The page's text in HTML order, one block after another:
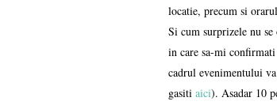
locatie, precum si
Si cum surprizele nu
in care sa-mi
cadrul evenimentului
gasiti aici). Asadar 10